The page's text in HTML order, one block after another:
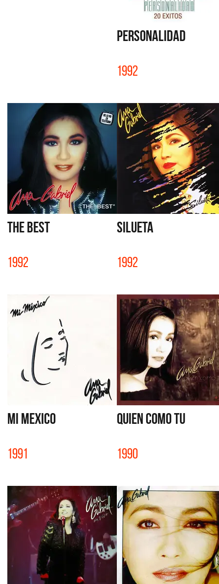
PERSONALIDAD
1992
THE BEST
1992
SILUETA
1992
MI MEXICO
1991
QUIEN COMO TU
1990